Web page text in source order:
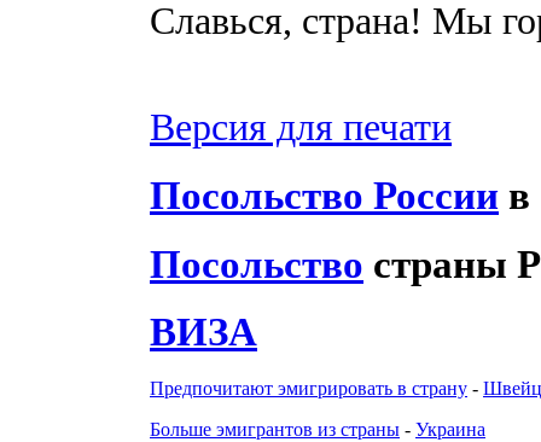
Славься, страна! Мы
Версия для печати
Посольство России в
Посольство страны
ВИЗА
Предпочитают эмигрировать в страну -
Больше эмигрантов из страны - Украина